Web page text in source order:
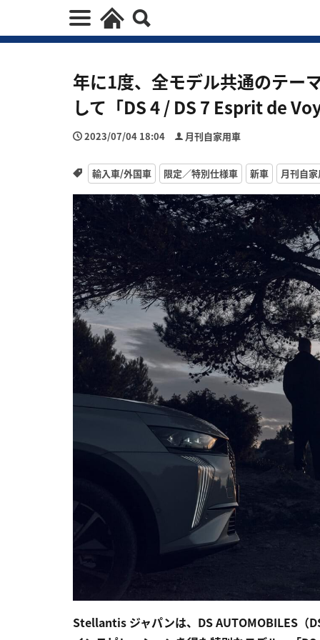
年に1度、全モデル共通のテー
して「DS 4 / DS 7 Esprit de
2023/07/04 18:04 月刊自家用車
輸入車/外国車 限定／特別仕様車 新車 月刊自
Stellantis ジャパンは、DS AUTOMOBILES（